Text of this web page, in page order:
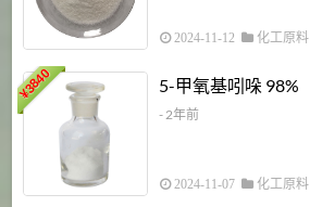
2024-11-12 化工原料
¥
3840 5-甲氧基吲哚 98%
- 2年前
2024-11-07 化工原料